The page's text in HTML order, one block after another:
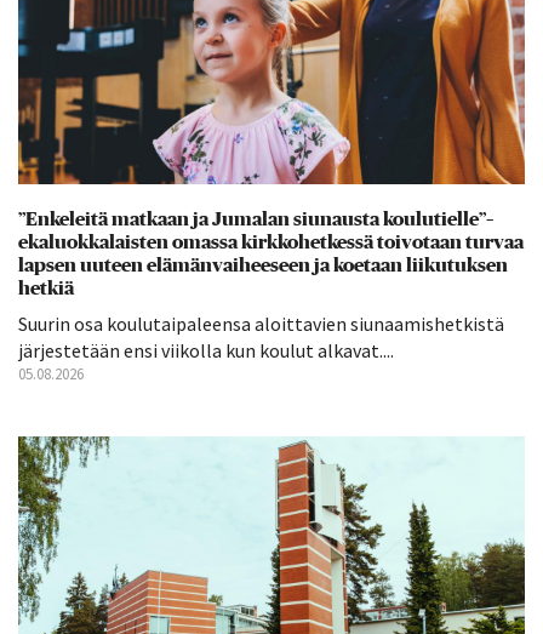
”Enkeleitä matkaan ja Jumalan siunausta koulutielle”–
ekaluokkalaisten omassa kirkkohetkessä toivotaan turvaa
lapsen uuteen elämänvaiheeseen ja koetaan liikutuksen
hetkiä
Suurin osa koulutaipaleensa aloittavien siunaamishetkistä
järjestetään ensi viikolla kun koulut alkavat....
05.08.2026